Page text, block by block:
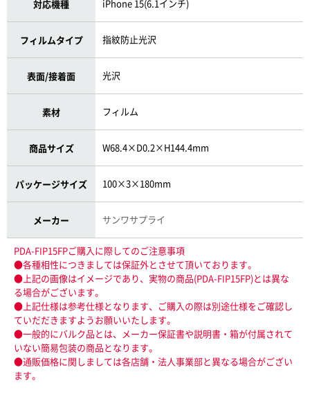
対応機種 iPhone 15(6.1インチ)
フィルムタイプ 指紋防止光沢
表面/接着面 光沢
素材 フィルム
商品サイズ W68.4×D0.2×H144.4mm
パッケージサイズ 100×3×180mm
メーカー サンワサプライ
PDA-FIP15FPご購入に際してのご注意事項
●各種相性につきましては保証外とさせて頂いております。
●上記の画像はイメージであり、実物の商品(PDA-FIP15FP)とは異な
る場合がございます。
●上記仕様は参考仕様となります、ご購入の際は別途仕様をご確認し
ていだだきますようお願いいたします。
●一般的にバルク品とは、メーカー保証書や説明書・箱が付属されて
いない簡易包装の商品となります。
●通販価格に関しましては各店舗・法人事業部と異なる場合がござい
ます。